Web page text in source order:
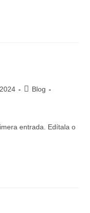
Blog
entrada. Edítala o